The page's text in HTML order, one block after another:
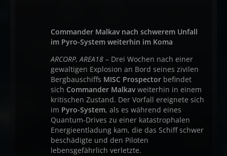
Commander Malkav nach schwerem Unfall
im Pyro-System weiterhin im Koma
ARCORP, AREA18 – Drei Wochen nach einer
gewaltigen Explosion an Bord seines zivilen
Bergbauschiffs MISC Prospector befindet
sich Commander Malkavweiterhin in einem
kritischen Zustand. Der Vorfall ereignete sich
im Pyro-System, als es während eines
Quantum-Drives zu einer katastrophalen
Energieentladung kam, die das Schiff schwer
beschädigte und den Piloten
lebensgefährlich verletzte.